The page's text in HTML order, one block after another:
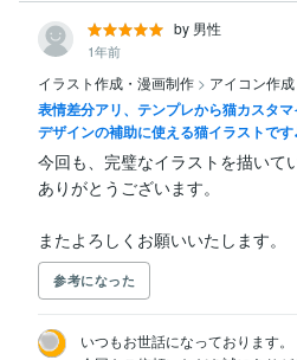
by 男性
1年前
イラスト作成・漫画制作 > アイコン作
表情差分アリ、テンプレから猫カスタ
デザインの補助に使える猫イラストで
今回も、完璧なイラストを描いて
ありがとうございます。
またよろしくお願いいたします。
参考になった
いつもお世話になっております。